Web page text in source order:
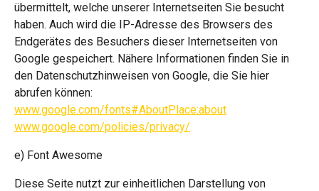
übermittelt, welche unserer Internetseiten Sie besucht
haben. Auch wird die IP-Adresse des Browsers des
Endgerätes des Besuchers dieser Internetseiten von
Google gespeichert. Nähere Informationen finden Sie in
den Datenschutzhinweisen von Google, die Sie hier
abrufen können:
www.google.com/fonts#AboutPlace:about
www.google.com/policies/privacy/
e) Font Awesome
Diese Seite nutzt zur einheitlichen Darstellung von